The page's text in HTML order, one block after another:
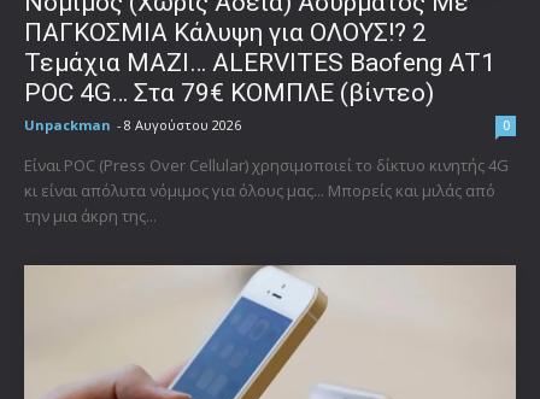
ΠΑΓΚΟΣΜΙΑ Κάλυψη για ΟΛΟΥΣ!? 2
Τεμάχια ΜΑΖΙ… ALERVITES Baofeng AT1
POC 4G… Στα 79€ ΚΟΜΠΛΕ (βίντεο)
Unpackman - 8 Αυγούστου 2026 0
Είναι POC (Press Over Cellular) χρησιμοποιεί το δίκτυο κινητής 4G
κι είναι απόλυτα νόμιμος για όλους μας... Μπορείς και μιλάς από
την μια άκρη της...